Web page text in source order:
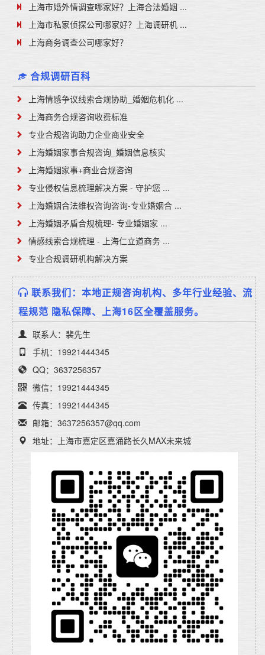
上海市婚外情调查哪家好？上海合法婚姻 ...
上海市私家侦探公司哪家好？上海调研机 ...
上海商务调查公司哪家好？
合规调研百科
上海情感争议线索合规协助_婚姻危机化 ...
上海商务合规咨询收费标准
专业合规咨询助力企业商业安全
上海婚姻家事合规咨询_婚姻信息核实
上海婚姻家事+商业合规咨询
专业侵权信息梳理解决方案 - 守护您 ...
上海婚姻合法维权咨询咨询-专业婚姻合 ...
上海婚姻矛盾合规梳理- 专业婚姻家 ...
情感线索合规梳理 - 上海仁立道商务 ...
专业合规调研机构解决方案
联系我们：本地正规咨询机构、多年行业经验、流
程规范 隐私保障、上海16区全覆盖服务。
联系人：裴先生
手机：19921444345
QQ：3637256357
微信：19921444345
传真：19921444345
邮箱：3637256357@qq.com
地址：上海市嘉定区嘉涌路长久MAX未来城